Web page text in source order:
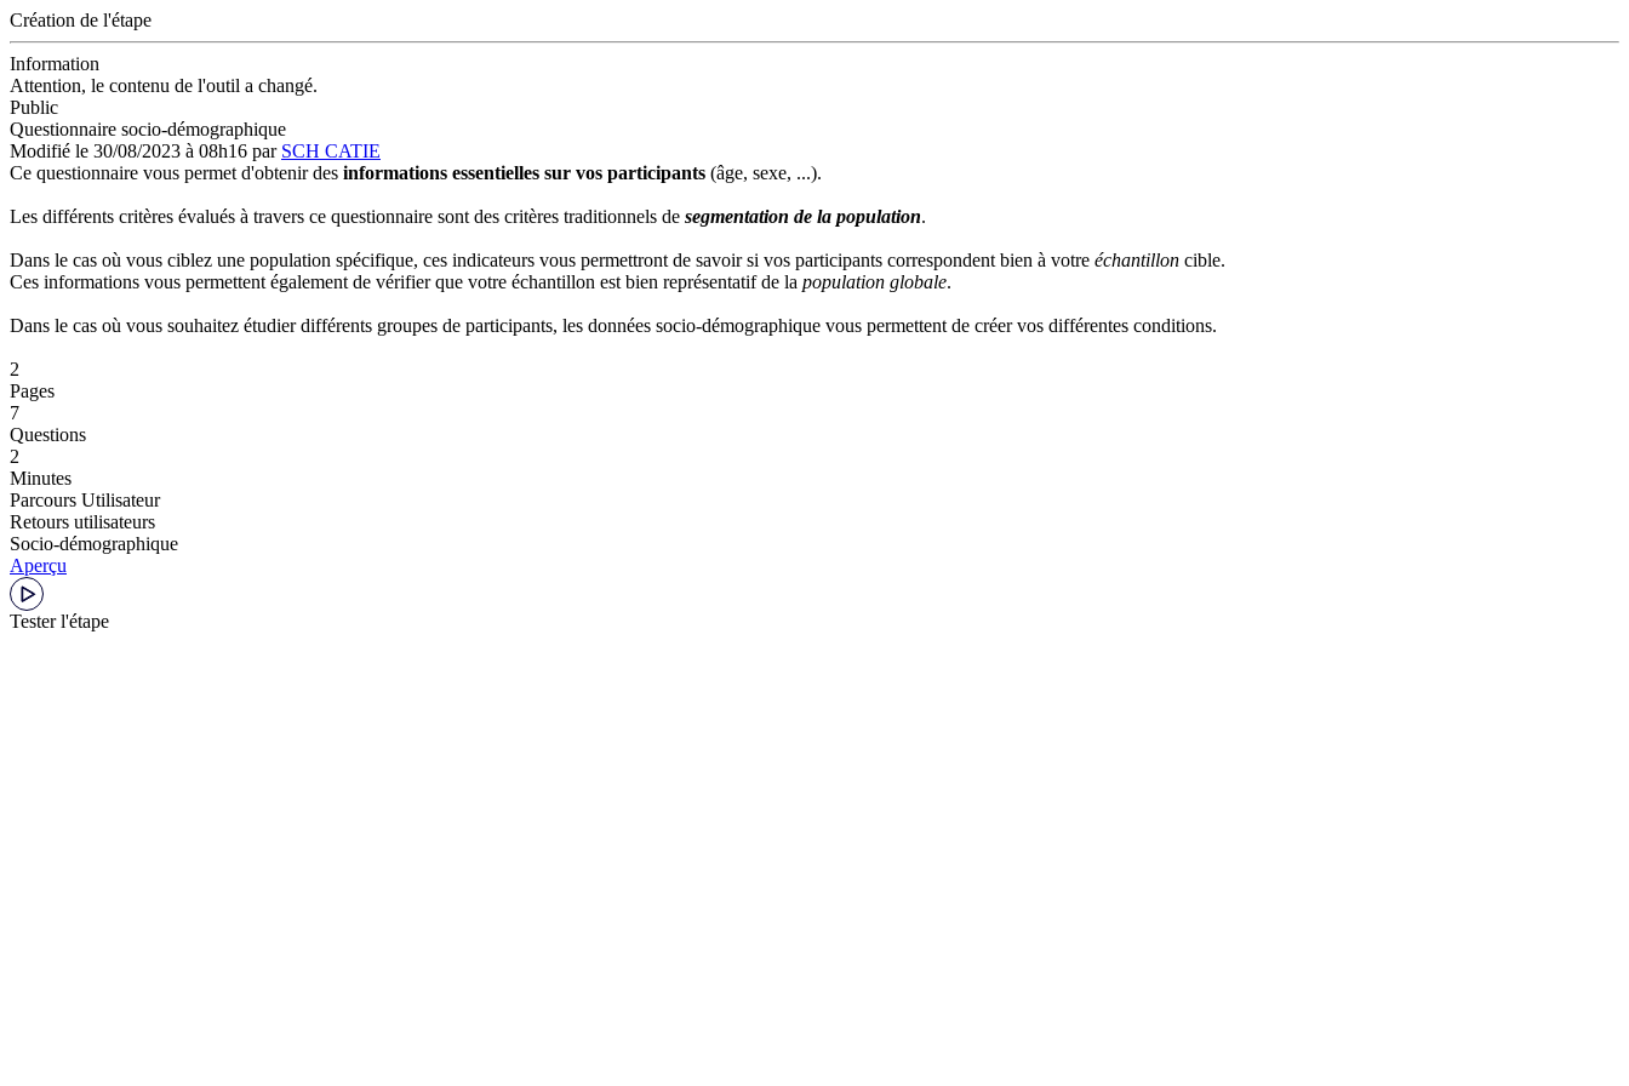
Création de l'étape
Information
Attention, le contenu de l'outil a changé.
Public
Questionnaire socio-démographique
Modifié le 30/08/2023 à 08h16 par SCH CATIE
Ce questionnaire vous permet d'obtenir des informations essentielles sur vos participants (âge, sexe, ...).
Les différents critères évalués à travers ce questionnaire sont des critères traditionnels de segmentation de la population.
Dans le cas où vous ciblez une population spécifique, ces indicateurs vous permettront de savoir si vos participants correspondent bien à votre échantillon cible.
Ces informations vous permettent également de vérifier que votre échantillon est bien représentatif de la population globale.
Dans le cas où vous souhaitez étudier différents groupes de participants, les données socio-démographique vous permettent de créer vos différentes conditions.
2
Pages
7
Questions
2
Minutes
Parcours Utilisateur
Retours utilisateurs
Socio-démographique
Aperçu
Tester l'étape